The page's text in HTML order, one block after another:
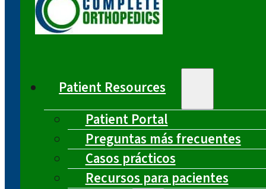
Patient Resources
Patient Portal
Preguntas más frecuentes
Casos prácticos
Recursos para pacientes